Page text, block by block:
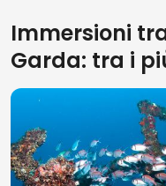
Immersioni
Garda: tra i